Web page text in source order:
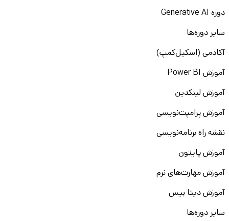
دوره Generative AI
سایر دوره‌ها
آکادمی (اسکیل‌کمپ)
آموزش Power BI
آموزش لینکدین
آموزش پرامپت‌نویسی
نقشه راه برنامه‌نویسی
آموزش پایتون
آموزش مهارت‌های نرم
آموزش دیتا بیس
سایر دوره‌ها